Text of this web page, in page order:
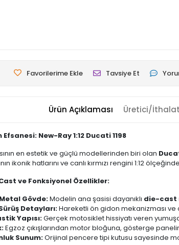
Favorilerime Ekle Tavsiye Et
Ürün Açıklaması Üretici/
New-Ray 1:12 Ducati 1198
en estetik ve güçlü modellerinden biri olan
ikonik hatlarını ve canlı kırmızı rengini 1:12
ve Fonksiyonel Özellikler:
Gövde:Modelin ana şasisi dayanıklı die-cast
Detayları:Hareketli ön gidon mekanizması
Yapısı:Gerçek motosiklet hissiyatı veren
Egzoz çıkışlarından motor bloğuna, gösterge
Sunum:Orijinal pencere tipi kutusu sayesinde